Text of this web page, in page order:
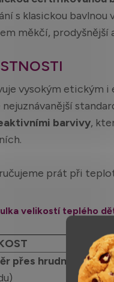
s klasickou bavlnou
měkčí, prodyšnější
vysokým etickým
nejuznávanější
barvivy,
prát při
velikostí teplého
přes hrudník v cm